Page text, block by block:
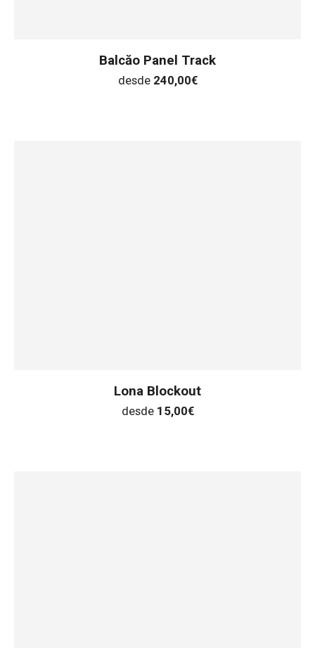
Balcăo Panel Track
desde 240,00€
Lona Blockout
desde 15,00€